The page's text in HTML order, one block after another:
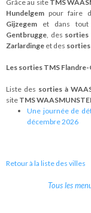
Grâce au site TMS
Hundelgem pour faire
Gijzegem et dans tout
Gentbrugge, des sorties
Zarlardinge et des
Les sorties TMS
Liste des sorties à
site TMS
Une journée de
décembre 2026
Retour à la liste des villes
Tous les